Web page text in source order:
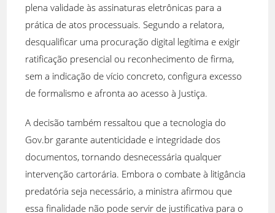
plena validade às assinaturas eletrônicas para a
prática de atos processuais. Segundo a relatora,
desqualificar uma procuração digital legítima e exigir
ratificação presencial ou reconhecimento de firma,
sem a indicação de vício concreto, configura excesso
de formalismo e afronta ao acesso à Justiça.
A decisão também ressaltou que a tecnologia do
Gov.br garante autenticidade e integridade dos
documentos, tornando desnecessária qualquer
intervenção cartorária. Embora o combate à litigância
predatória seja necessário, a ministra afirmou que
essa finalidade não pode servir de justificativa para o